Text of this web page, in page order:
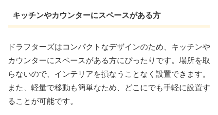
キッチンやカウンターにスペースがある方
ドラフターズはコンパクトなデザインのため、キッチンや
カウンターにスペースがある方にぴったりです。場所を取
らないので、インテリアを損なうことなく設置できます。
また、軽量で移動も簡単なため、どこにでも手軽に設置す
ることが可能です。